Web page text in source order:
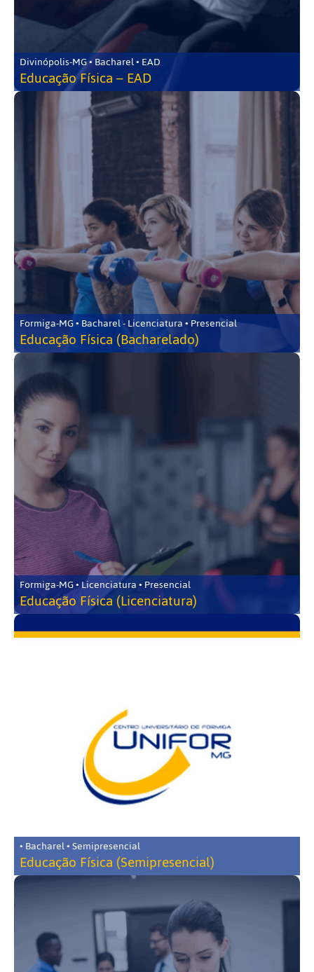
Divinópolis-MG • Bacharel • EAD
Educação Física – EAD
Formiga-MG • Bacharel - Licenciatura • Presencial
Educação Física (Bacharelado)
Formiga-MG • Licenciatura • Presencial
Educação Física (Licenciatura)
• Bacharel • Semipresencial
Educação Física (Semipresencial)